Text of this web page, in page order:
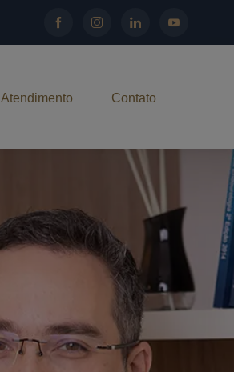
Atendimento Contato